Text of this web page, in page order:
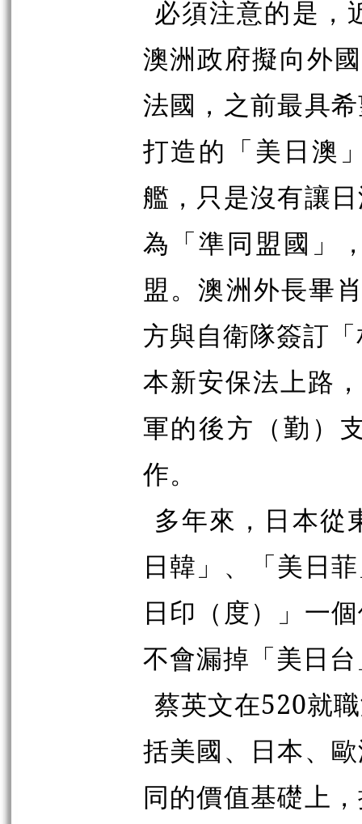
必須注意的是，
澳洲政府擬向外
法國，之前最具
打造的「美日澳
艦，只是沒有讓
為「準同盟國」
盟。澳洲外長畢
方與自衛隊簽訂
本新安保法上路
軍的後方（勤）
作。
多年來，日本從
日韓」、「美日
日印（度）」一
不會漏掉「美日
蔡英文在520就
括美國、日本、
同的價值基礎上